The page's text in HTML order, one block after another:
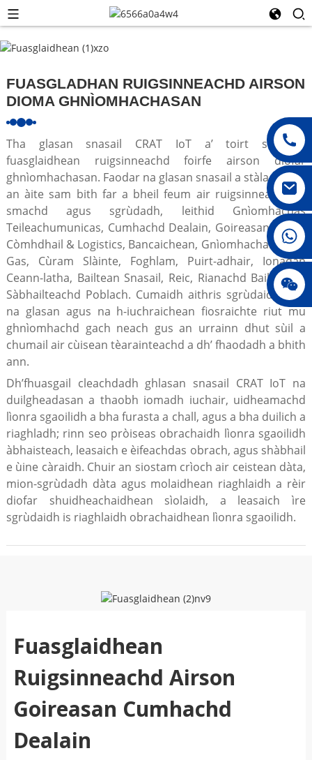
008615396811719
jenny010678
FUASGLADHAN RUIGSINNEACHD AIRSON
DIOMA GHNÌOMHACHASAN
Tha glasan snasail CRAT IoT a’ toirt seachad
fuasglaidhean ruigsinneachd foirfe airson diofar
ghnìomhachasan. Faodar na glasan snasail a stàladh ann
an àite sam bith far a bheil feum air ruigsinneachd fo
smachd agus sgrùdadh, leithid Gnìomhachas
Teileachumunicas, Cumhachd Dealain, Goireasan Uisge,
Còmhdhail & Logistics, Bancaichean, Gnìomhachas Ola is
Gas, Cùram Slàinte, Foghlam, Puirt-adhair, Ionadan
Ceann-latha, Bailtean Snasail, Reic, Rianachd Baile agus
Sàbhailteachd Poblach. Cumaidh aithris sgrùdaidh bho
na glasan agus na h-iuchraichean fiosraichte riut mu
ghnìomhachd gach neach gus an urrainn dhut sùil a
chumail air cùisean tèarainteachd a dh’ fhaodadh a bhith
ann.
Dh’fhuasgail cleachdadh ghlasan snasail CRAT IoT na
duilgheadasan a thaobh iomadh iuchair, uidheamachd
lìonra sgaoilidh a bha furasta a chall, agus a bha duilich a
riaghladh; rinn seo pròiseas obrachaidh lìonra sgaoilidh
àbhaisteach, leasaich e èifeachdas obrach, agus shàbhail
e ùine càraidh. Chuir an siostam crìoch air ceistean dàta,
mion-sgrùdadh dàta agus molaidhean riaghlaidh a rèir
diofar shuidheachaidhean sìolaidh, a leasaich ìre
sgrùdaidh is riaghlaidh obrachaidhean lìonra sgaoilidh.
Fuasglaidhean
Ruigsinneachd Airson
Goireasan Cumhachd
Dealain